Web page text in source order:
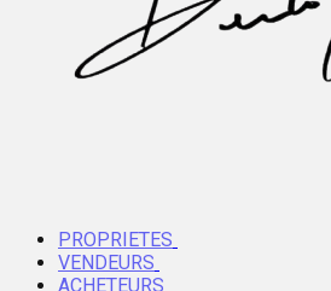
PROPRIETES
VENDEURS
ACHETEURS